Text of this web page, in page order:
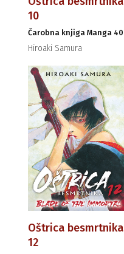
10
Čarobna knjiga Manga 40
Hiroaki Samura
Oštrica besmrtnika
12